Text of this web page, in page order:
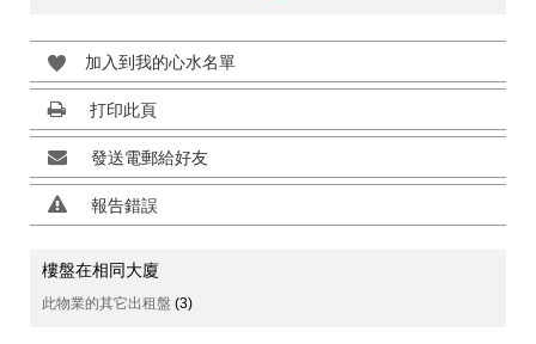
加入到我的心水名單
打印此頁
發送電郵給好友
報告錯誤
樓盤在相同大廈
此物業的其它出租盤 (3)